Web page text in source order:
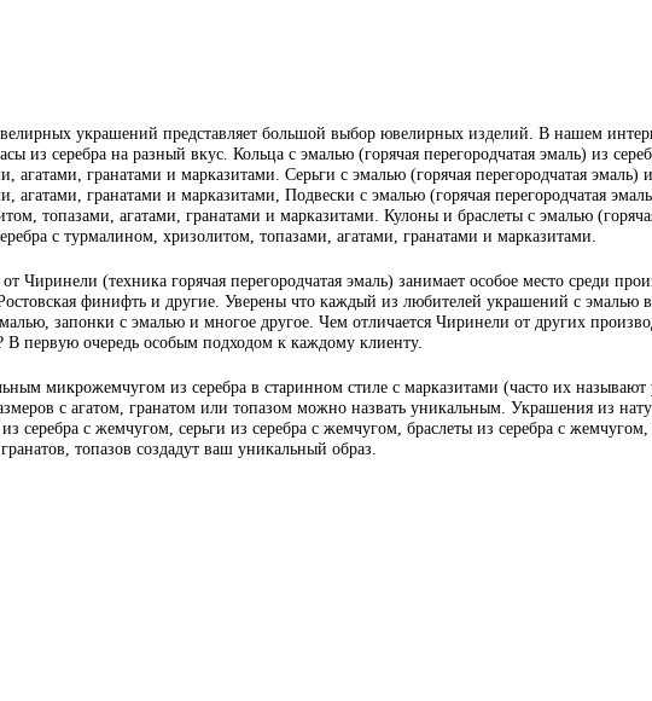
украшений представляет большой выбор ювелирных изделий. В нашем
из серебра на разный вкус. Кольца с эмалью (горячая перегородчатая эмаль) из
агатами, гранатами и марказитами. Серьги с эмалью (горячая перегородчатая
агатами, гранатами и марказитами, Подвески с эмалью (горячая перегородчатая
топазами, агатами, гранатами и марказитами. Кулоны и браслеты с эмалью
с турмалином, хризолитом, топазами, агатами, гранатами и марказитами.
Чиринели (техника горячая перегородчатая эмаль) занимает особое место среди
финифть и другие. Уверены что каждый из любителей украшений с эмалью
запонки с эмалью и многое другое. Чем отличается Чиринели от других
В первую очередь особым подходом к каждому клиенту.
микрожемчугом из серебра в старинном стиле с марказитами (часто их
с агатом, гранатом или топазом можно назвать уникальным. Украшения из
серебра с жемчугом, серьги из серебра с жемчугом, браслеты из серебра с
топазов создадут ваш уникальный образ.